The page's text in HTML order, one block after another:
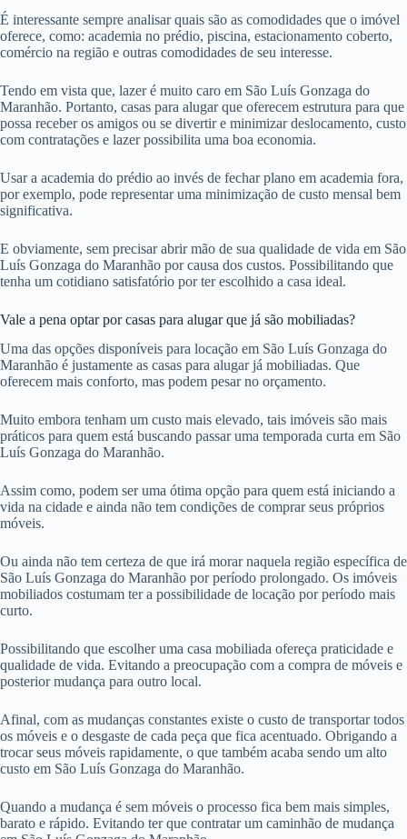
É interessante sempre analisar quais são as comodidades que o imóvel
oferece, como: academia no prédio, piscina, estacionamento coberto,
comércio na região e outras comodidades de seu interesse.
Tendo em vista que, lazer é muito caro em São Luís Gonzaga do
Maranhão. Portanto, casas para alugar que oferecem estrutura para que
possa receber os amigos ou se divertir e minimizar deslocamento, custo
com contratações e lazer possibilita uma boa economia.
Usar a academia do prédio ao invés de fechar plano em academia fora,
por exemplo, pode representar uma minimização de custo mensal bem
significativa.
E obviamente, sem precisar abrir mão de sua qualidade de vida em São
Luís Gonzaga do Maranhão por causa dos custos. Possibilitando que
tenha um cotidiano satisfatório por ter escolhido a casa ideal.
Vale a pena optar por casas para alugar que já são mobiliadas?
Uma das opções disponíveis para locação em São Luís Gonzaga do
Maranhão é justamente as casas para alugar já mobiliadas. Que
oferecem mais conforto, mas podem pesar no orçamento.
Muito embora tenham um custo mais elevado, tais imóveis são mais
práticos para quem está buscando passar uma temporada curta em São
Luís Gonzaga do Maranhão.
Assim como, podem ser uma ótima opção para quem está iniciando a
vida na cidade e ainda não tem condições de comprar seus próprios
móveis.
Ou ainda não tem certeza de que irá morar naquela região específica de
São Luís Gonzaga do Maranhão por período prolongado. Os imóveis
mobiliados costumam ter a possibilidade de locação por período mais
curto.
Possibilitando que escolher uma casa mobiliada ofereça praticidade e
qualidade de vida. Evitando a preocupação com a compra de móveis e
posterior mudança para outro local.
Afinal, com as mudanças constantes existe o custo de transportar todos
os móveis e o desgaste de cada peça que fica acentuado. Obrigando a
trocar seus móveis rapidamente, o que também acaba sendo um alto
custo em São Luís Gonzaga do Maranhão.
Quando a mudança é sem móveis o processo fica bem mais simples,
barato e rápido. Evitando ter que contratar um caminhão de mudança